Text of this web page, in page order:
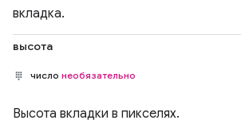
вкладка.
высота
число необязательно
Высота вкладки в пикселях.